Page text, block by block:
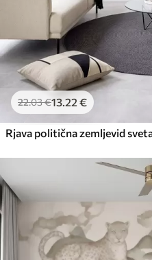
22.03€13 .22 €